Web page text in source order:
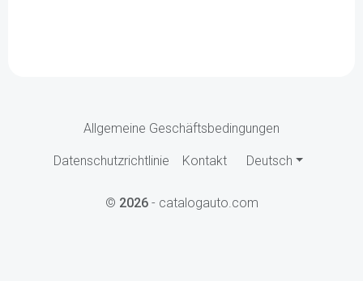
Allgemeine Geschäftsbedingungen
Datenschutzrichtlinie Kontakt Deutsch
© 2026- catalogauto.com